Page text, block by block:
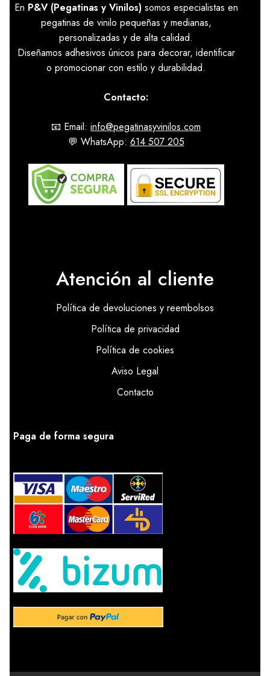
En P&V (Pegatinas y Vinilos)somos especialistas en
pegatinas de vinilo pequeñas y medianas,
personalizadas y de alta calidad.
Diseñamos adhesivos únicos para decorar, identificar
o promocionar con estilo y durabilidad.
Contacto:
📧 Email: info@pegatinasyvinilos.com
💬 WhatsApp: 614 507 205
Atención al cliente
Política de devoluciones y reembolsos
Política de privacidad
Política de cookies
Aviso Legal
Contacto
Paga de forma segura